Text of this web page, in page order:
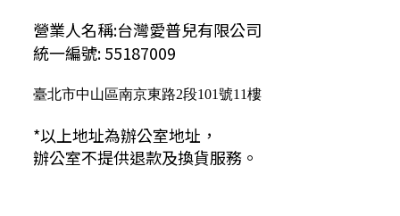
營業人名稱:台灣愛普兒有限公司
統一編號: 55187009
臺北市中山區南京東路2段101號11樓
*以上地址為辦公室地址，
辦公室不提供退款及換貨服務。